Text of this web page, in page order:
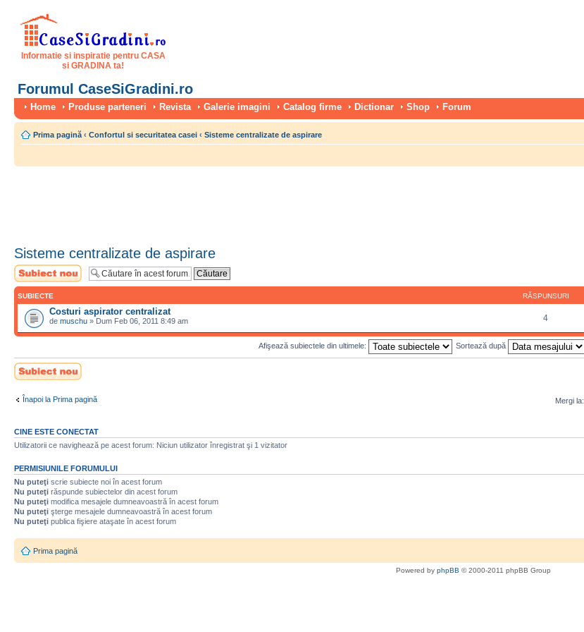
Informatie si inspiratie pentru CASA
si GRADINA ta!
Forumul CaseSiGradini.ro
Home Produse parteneri Revista Galerie imagini Catalog firme Dictionar Shop Forum
Prima pagină ‹ Confortul si securitatea casei ‹ Sisteme centralizate de aspirare
Sisteme centralizate de aspirare
Scrie un subiect
nou
SUBIECTE RĂSPUNSURI
Costuri aspirator centralizat
de muschu » Dum Feb 06, 2011 8:49 am 4
Afişează subiectele din ultimele: Sortează după
Scrie un subiect
nou
Înapoi la Prima pagină Mergi la:
CINE ESTE CONECTAT
Utilizatorii ce navighează pe acest forum: Niciun utilizator înregistrat şi 1 vizitator
PERMISIUNILE FORUMULUI
Nu puteţi scrie subiecte noi în acest forum
Nu puteţi răspunde subiectelor din acest forum
Nu puteţi modifica mesajele dumneavoastră în acest forum
Nu puteţi şterge mesajele dumneavoastră în acest forum
Nu puteţi publica fişiere ataşate în acest forum
Prima pagină
Powered by phpBB © 2000-2011 phpBB Group